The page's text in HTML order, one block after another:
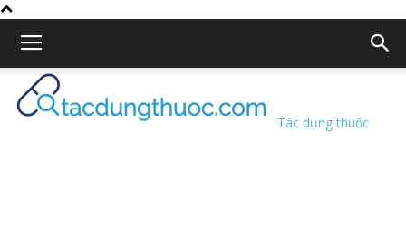
Tác dụng thuốc